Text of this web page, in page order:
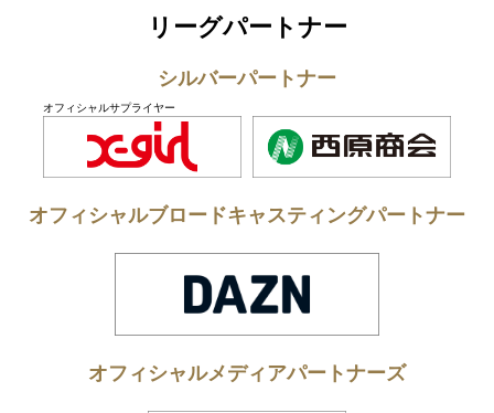
リーグパートナー
シルバーパートナー
オフィシャルサプライヤー
オフィシャルブロードキャスティングパートナー
オフィシャルメディアパートナーズ